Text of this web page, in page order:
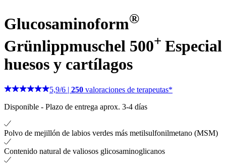
Glucosaminoform®
Grünlippmuschel 500+ Especial
huesos y cartílagos
5,9/6 | 250 valoraciones de terapeutas*
Disponible - Plazo de entrega aprox. 3-4 días
Polvo de mejillón de labios verdes más metilsulfonilmetano (MSM)
Contenido natural de valiosos glicosaminoglicanos